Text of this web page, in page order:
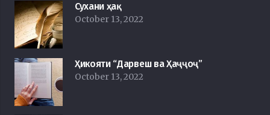
Сухани ҳақ
October 13, 2022
Ҳикояти “Дарвеш ва Ҳаҷҷоҷ”
October 13, 2022